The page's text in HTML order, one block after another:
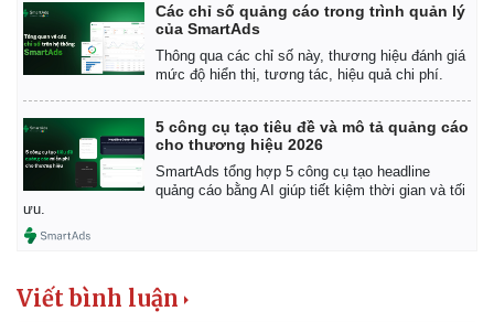
Bất động sản
Khởi nghiệp
Thị trường
Giá vàng
Tiêu dùng
Các chỉ số quảng cáo trong trình quản lý
của SmartAds
Thông qua các chỉ số này, thương hiệu đánh giá
mức độ hiển thị, tương tác, hiệu quả chi phí.
5 công cụ tạo tiêu đề và mô tả quảng cáo
cho thương hiệu 2026
SmartAds tổng hợp 5 công cụ tạo headline
quảng cáo bằng AI giúp tiết kiệm thời gian và tối
ưu.
Viết bình luận